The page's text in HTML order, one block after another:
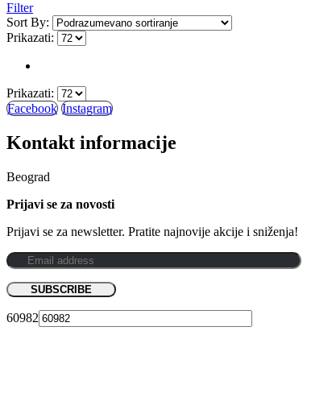
Filter
Sort By:
Prikazati:
Prikazati:
Facebook Instagram
Kontakt informacije
Beograd
Prijavi se za novosti
Prijavi se za newsletter. Pratite najnovije akcije i sniženja!
60982